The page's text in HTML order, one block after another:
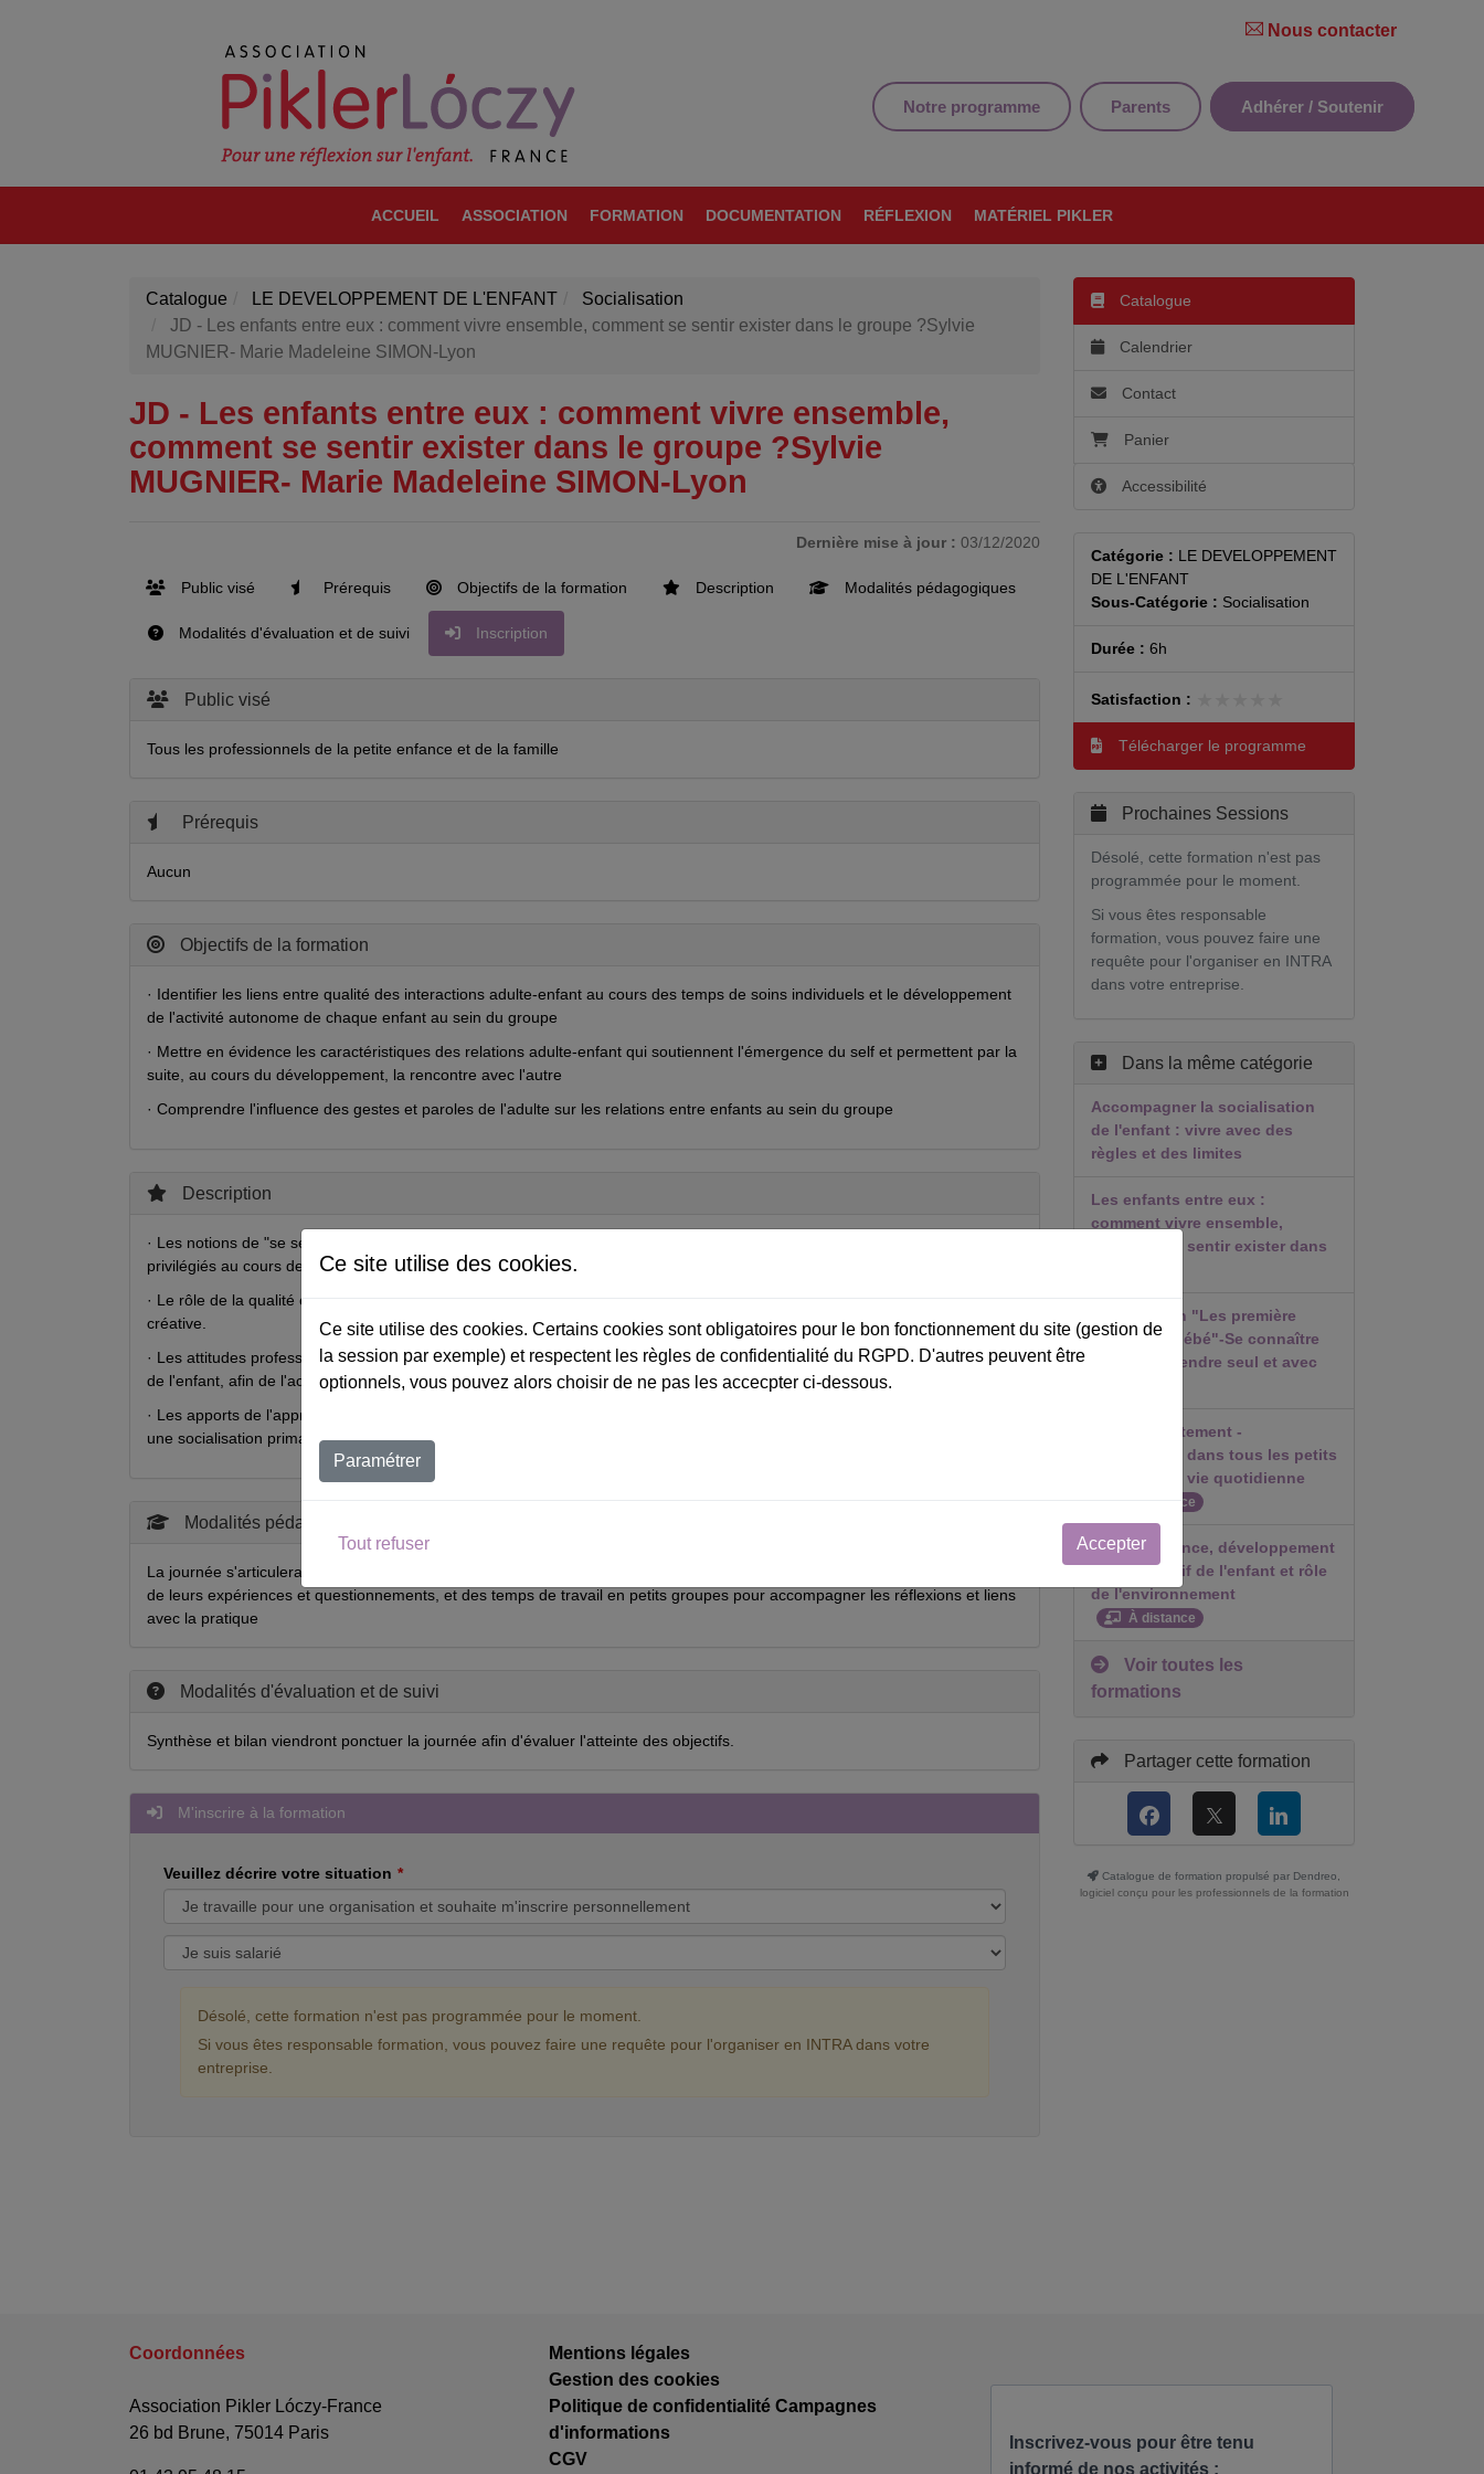
Nous contacter
Notre programme Parents Adhérer / Soutenir
ACCUEIL ASSOCIATION FORMATION DOCUMENTATION RÉFLEXION MATÉRIEL PIKLER
Catalogue LE DEVELOPPEMENT DE L'ENFANT
Socialisation
JD - Les enfants entre eux : comment vivre ensemble, comment se sentir exister dans le groupe ?Sylvie
MUGNIER- Marie Madeleine SIMON-Lyon
JD - Les enfants entre eux : comment vivre ensemble,
comment se sentir exister dans le groupe ?Sylvie
MUGNIER- Marie Madeleine SIMON-Lyon
Dernière mise à jour : 03/12/2020
Public visé Prérequis Objectifs de la formation Description Modalités pédagogiques
Modalités d'évaluation et de suivi Inscription
Public visé
Tous les professionnels de la petite enfance et de la famille
Prérequis
Aucun
Objectifs de la formation
· Identifier les liens entre qualité des interactions adulte-enfant au cours des temps de soins individuels et le développement
de l'activité autonome de chaque enfant au sein du groupe
· Mettre en évidence les caractéristiques des relations adulte-enfant qui soutiennent l'émergence du self et permettent par la
suite, au cours du développement, la rencontre avec l'autre
· Comprendre l'influence des gestes et paroles de l'adulte sur les relations entre enfants au sein du groupe
Description
· Les notions de "se sentir exister" et de "continuité d'être" que l'enfant va éprouver dans les relations avec les adultes
privilégiés au cours des soins.
· Le rôle de la qualité et de la continuité des soins dans le développement d'une activité autonome de l'enfant, féconde et
créative.
· Les attitudes professionnelles: recherche d'une relation adulte-enfant basée sur le respect et laissant place aux initiatives
de l'enfant, afin de l'accompagner dans la construction de ses relations sociales.
· Les apports de l'approche piklérienne dans la construction d'un "vrai self" chez le jeune enfant, étape indispensable pour
une socialisation primaire.
Modalités pédagogiques
La journée s'articulera entre des temps d'exposés illustrés de séquences de films, des échanges avec les participants à partir
de leurs expériences et questionnements, et des temps de travail en petits groupes pour accompagner les réflexions et liens
avec la pratique
Modalités d'évaluation et de suivi
Synthèse et bilan viendront ponctuer la journée afin d'évaluer l'atteinte des objectifs.
M'inscrire à la formation
Veuillez décrire votre situation
Désolé, cette formation n'est pas programmée pour le moment.
Si vous êtes responsable formation, vous pouvez faire une requête pour l'organiser en INTRA dans votre
entreprise.
Catalogue
Calendrier
Contact
Panier
Accessibilité
Catégorie : LE DEVELOPPEMENT
DE L'ENFANT
Sous-Catégorie : Socialisation
Durée : 6h
Satisfaction :
Télécharger le programme
Prochaines Sessions
Désolé, cette formation n'est pas
programmée pour le moment.
Si vous êtes responsable
formation, vous pouvez faire une
requête pour l'organiser en INTRA
dans votre entreprise.
Dans la même catégorie
Accompagner la socialisation
de l'enfant : vivre avec des
règles et des limites
Les enfants entre eux :
comment vivre ensemble,
comment se sentir exister dans
Présentation "Les première
années de bébé"-Se connaître
et se comprendre seul et avec
SD- Consentement -
coopération dans tous les petits
détails de la vie quotidienne
À distance
SD-Contenance, développement
socio-affectif de l'enfant et rôle
de l'environnement
À distance
Voir toutes les
formations
Partager cette formation
Catalogue de formation propulsé par Dendreo,
logiciel conçu pour les professionnels de la formation
Coordonnées
Association Pikler Lóczy-France
26 bd Brune, 75014 Paris
Mentions légales
Gestion des cookies
Politique de confidentialité Campagnes
d'informations
CGV
Ce site utilise des cookies.
Ce site utilise des cookies. Certains cookies sont obligatoires pour le bon fonctionnement du site (gestion de
la session par exemple) et respectent les règles de confidentialité du RGPD. D'autres peuvent être
optionnels, vous pouvez alors choisir de ne pas les accecpter ci-dessous.
Paramétrer
Tout refuser Accepter